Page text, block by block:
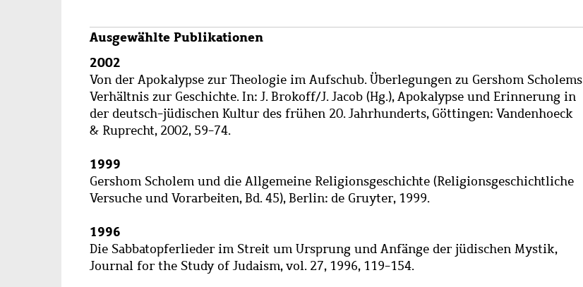
Ausgewählte Publikationen
2002
Von der Apokalypse zur Theologie im Aufschub. Überlegungen zu Gershom Scholems
Verhältnis zur Geschichte. In: J. Brokoff/J. Jacob (Hg.), Apokalypse und Erinnerung in
der deutsch-jüdischen Kultur des frühen 20. Jahrhunderts, Göttingen: Vandenhoeck
& Ruprecht, 2002, 59-74.
1999
Gershom Scholem und die Allgemeine Religionsgeschichte (Religionsgeschichtliche
Versuche und Vorarbeiten, Bd. 45), Berlin: de Gruyter, 1999.
1996
Die Sabbatopferlieder im Streit um Ursprung und Anfänge der jüdischen Mystik,
Journal for the Study of Judaism, vol. 27, 1996, 119-154.